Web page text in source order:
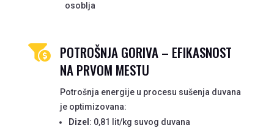
osoblja
 POTROŠNJA GORIVA – EFIKASNOST
NA PRVOM MESTU
Potrošnja energije u procesu sušenja duvana
je optimizovana:
Dizel : 0,81 lit/kg suvog duvana